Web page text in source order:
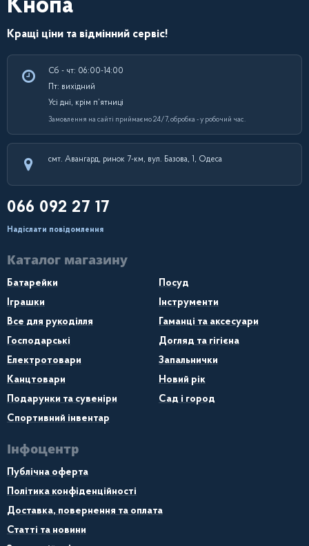
Кнопа
Кращі ціни та відмінний сервіс!
Сб - чт: 06:00-14:00
Пт: вихідний
Усі дні, крім п’ятниці
Замовлення на сайті приймаємо 24/7, обробка - у робочий час.
смт. Авангард, ринок 7-км, вул. Базова, 1, Одеса
066 092 27 17
Надіслати повідомлення
Каталог магазину
Батарейки
Посуд
Іграшки
Інструменти
Все для рукоділля
Гаманці та аксесуари
Господарські
Догляд та гігієна
Електротовари
Запальнички
Канцтовари
Новий рік
Подарунки та сувеніри
Сад і город
Спортивний інвентар
Інфоцентр
Публічна оферта
Політика конфіденційності
Доставка, повернення та оплата
Статті та новини